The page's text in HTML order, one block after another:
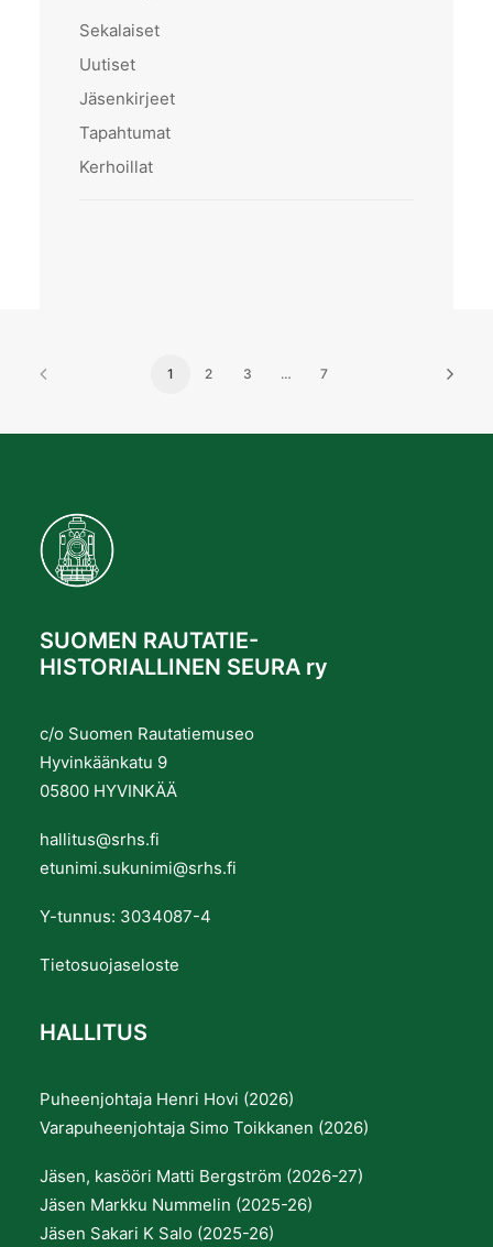
Sekalaiset
Uutiset
Jäsenkirjeet
Tapahtumat
Kerhoillat
1 2 3 … 7
SUOMEN RAUTATIE-
HISTORIALLINEN SEURA ry
c/o Suomen Rautatiemuseo
Hyvinkäänkatu 9
05800 HYVINKÄÄ
hallitus@srhs.fi
etunimi.sukunimi@srhs.fi
Y-tunnus: 3034087-4
Tietosuojaseloste
HALLITUS
Puheenjohtaja Henri Hovi (2026)
Varapuheenjohtaja Simo Toikkanen (2026)
Jäsen, kasööri Matti Bergström (2026-27)
Jäsen Markku Nummelin (2025-26)
Jäsen Sakari K Salo (2025-26)